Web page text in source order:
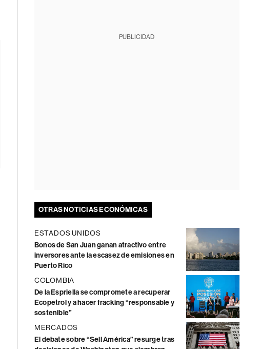
PUBLICIDAD
OTRAS NOTICIAS ECONÓMICAS
ESTADOS UNIDOS
Bonos de San Juan ganan atractivo entre
inversores ante la escasez de emisiones en
Puerto Rico
COLOMBIA
De la Espriella se compromete a recuperar
Ecopetrol y a hacer fracking “responsable y
sostenible”
MERCADOS
El debate sobre “Sell América” resurge tras